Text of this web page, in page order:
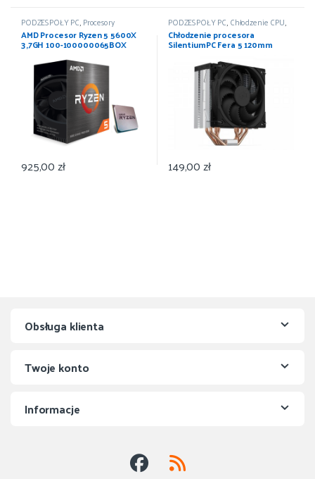
PODZESPOŁY PC, Procesory
AMD Procesor Ryzen 5 5600X
3,7GH 100-100000065BOX
925,00zł
PODZESPOŁY PC, Chłodzenie CPU,
Chłodzenie powietrzne
Chłodzenie procesora
SilentiumPC Fera 5 120mm
149,00zł
Obsługa klienta
Twoje konto
Informacje